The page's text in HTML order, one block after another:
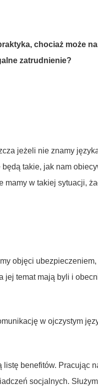
chociaż może
zatrudnienie?
jeżeli nie znamy
takie, jak nam
w takiej sytuacji,
objęci
temat mają byli i
w ojczystym
benefitów. Pracując
socjalnych.